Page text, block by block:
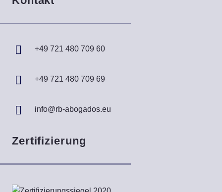
+49 721 480 709 60
+49 721 480 709 69
info@rb-abogados.eu
Zertifizierung